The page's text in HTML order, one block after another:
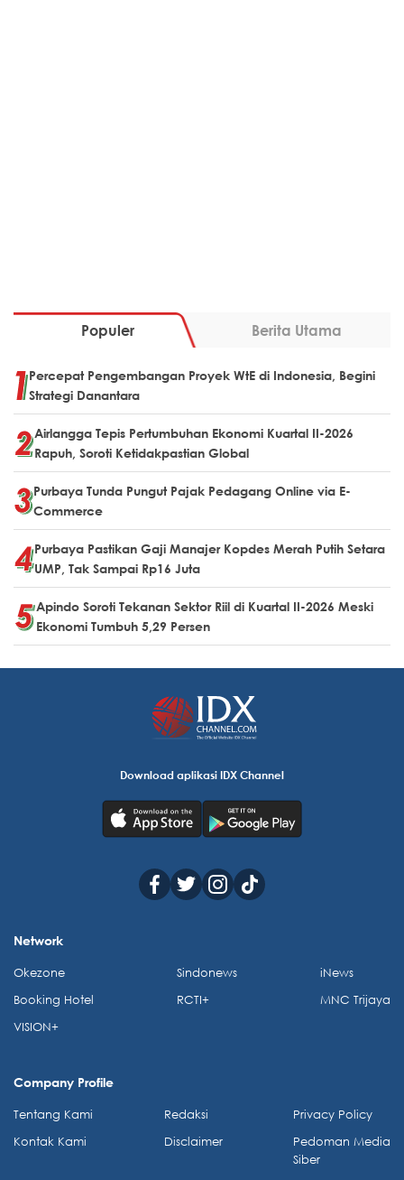
Populer Berita Utama
Percepat Pengembangan Proyek WtE di Indonesia, Begini
Strategi Danantara
Airlangga Tepis Pertumbuhan Ekonomi Kuartal II-2026
Rapuh, Soroti Ketidakpastian Global
Purbaya Tunda Pungut Pajak Pedagang Online via E-
Commerce
Purbaya Pastikan Gaji Manajer Kopdes Merah Putih Setara
UMP, Tak Sampai Rp16 Juta
Apindo Soroti Tekanan Sektor Riil di Kuartal II-2026 Meski
Ekonomi Tumbuh 5,29 Persen
Download aplikasi IDX Channel
Network
Okezone
Booking Hotel
VISION+
Sindonews
RCTI+
iNews
MNC Trijaya
Company Profile
Tentang Kami
Kontak Kami
Redaksi
Disclaimer
Privacy Policy
Pedoman Media
Siber